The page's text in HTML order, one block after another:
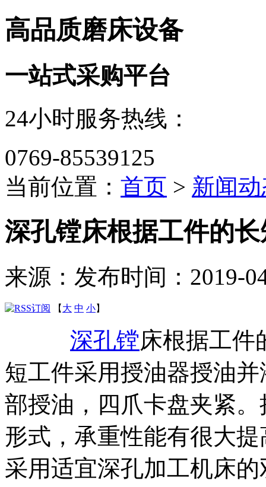
高品质磨床设备
一站式采购平台
24小时服务热线：
0769-85539125
当前位置： 首页 > 新闻
深孔镗床根据工件的
来源： 发布时间：2019-
【 大 中 小】
深孔镗床根据工件
短工件采用授油器授油
部授油，四爪卡盘夹紧
形式，承重性能有很大
采用适宜深孔加工机床